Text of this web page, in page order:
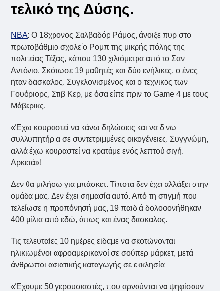
τελικό της Δύσης.
NBA: Ο 18χρονος Σαλβαδόρ Ράμος, άνοιξε πυρ στο
πρωτοβάθμιο σχολείο Ρομπ της μικρής πόλης της
πολιτείας Τέξας, κάπου 130 χιλιόμετρα από το Σαν
Αντόνιο. Σκότωσε 19 μαθητές και δύο ενήλικες, ο ένας
ήταν δάσκαλος. Συγκλονισμένος και ο τεχνικός των
Γουόριορς, Στιβ Κερ, με όσα είπε πριν το Game 4 με τους
Μάβερικς.
«Έχω κουραστεί να κάνω δηλώσεις και να δίνω
συλλυπητήρια σε συντετριμμένες οικογένειες. Συγγνώμη,
αλλά έχω κουραστεί να κρατάμε ενός λεπτού σιγή.
Αρκετά»!
Δεν θα μιλήσω για μπάσκετ. Τίποτα δεν έχει αλλάξει στην
ομάδα μας. Δεν έχει σημασία αυτό. Από τη στιγμή που
τελείωσε η προπόνησή μας, 19 παιδιά δολοφονήθηκαν
400 μίλια από εδώ, όπως και ένας δάσκαλος.
Τις τελευταίες 10 ημέρες είδαμε να σκοτώνονται
ηλικιωμένοι αφροαμερικανοί σε σούπερ μάρκετ, μετά
άνθρωποι ασιατικής καταγωγής σε εκκλησία
«Έχουμε 50 γερουσιαστές, που αρνούνται να ψηφίσουν